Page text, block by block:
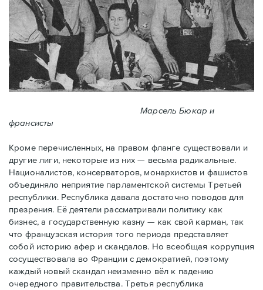
Марсель Бюкар и
франсисты
Кроме перечисленных, на правом фланге существовали и
другие лиги, некоторые из них — весьма радикальные.
Националистов, консерваторов, монархистов и фашистов
объединяло неприятие парламентской системы Третьей
республики. Республика давала достаточно поводов для
презрения. Её деятели рассматривали политику как
бизнес, а государственную казну — как свой карман, так
что французская история того периода представляет
собой историю афер и скандалов. Но всеобщая коррупция
сосуществовала во Франции с демократией, поэтому
каждый новый скандал неизменно вёл к падению
очередного правительства. Третья республика